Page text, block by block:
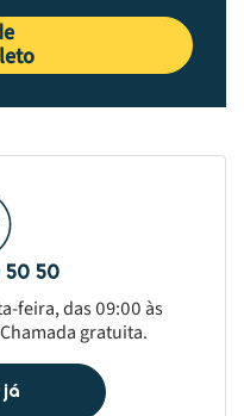
50
feira, das 09:00 às
gratuita.